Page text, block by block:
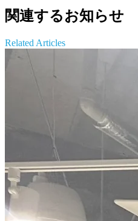
関連するお知らせ
Related Articles